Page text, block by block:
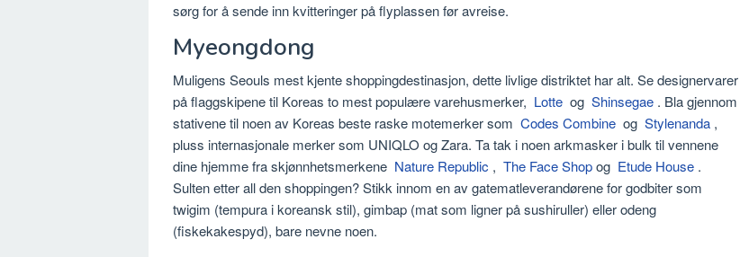
sørg for å sende inn kvitteringer på flyplassen før avreise.
Myeongdong
Muligens Seouls mest kjente shoppingdestinasjon, dette livlige distriktet har alt. Se designervarer
på flaggskipene til Koreas to mest populære varehusmerker, Lotte og Shinsegae . Bla gjennom
stativene til noen av Koreas beste raske motemerker som Codes Combine og Stylenanda ,
pluss internasjonale merker som UNIQLO og Zara. Ta tak i noen arkmasker i bulk til vennene
dine hjemme fra skjønnhetsmerkene Nature Republic , The Face Shopog Etude House .
Sulten etter all den shoppingen? Stikk innom en av gatematleverandørene for godbiter som
twigim (tempura i koreansk stil), gimbap (mat som ligner på sushiruller) eller odeng
(fiskekakespyd), bare nevne noen.